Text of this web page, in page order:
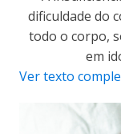
dificuldade do
todo o corpo,
em
Ver texto